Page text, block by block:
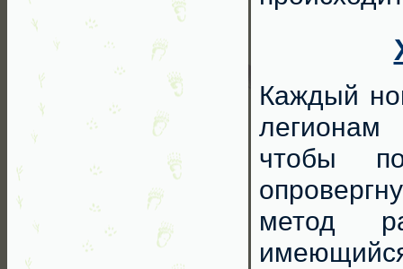
Каждый
легионам
чтобы
метод